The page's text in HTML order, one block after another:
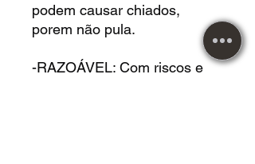
podem causar chiados,
porem não pula.
-RAZOÁVEL: Com riscos e